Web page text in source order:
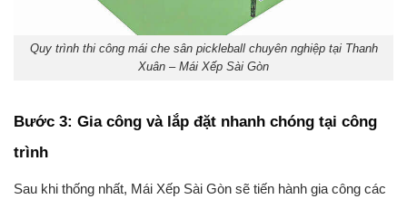
Quy trình thi công mái che sân pickleball chuyên nghiệp tại Thanh
Xuân – Mái Xếp Sài Gòn
Bước 3: Gia công và lắp đặt nhanh chóng tại công
trình
Sau khi thống nhất, Mái Xếp Sài Gòn sẽ tiến hành gia công các